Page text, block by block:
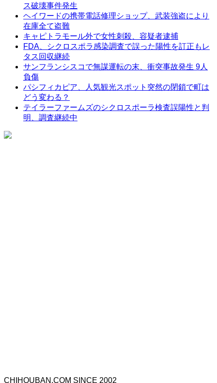
ス破壊事件発生
ヘイワードの携帯電話修理ショップ、武装強盗により
在庫全て盗難
キャピトラモール外で女性刺殺、容疑者逮捕
FDA、シクロスポラ感染調査で誤った陽性を訂正もレ
タス回収継続
サンフランシスコで無謀運転の末、衝突事故発生 9人
負傷
パシフィカピア、人気観光スポット突然の閉鎖で町は
どう変わる？
テイラーファームズのシクロスポーラ検査誤陽性と判
明、調査継続中
CHIHOUBAN.COM SINCE 2002